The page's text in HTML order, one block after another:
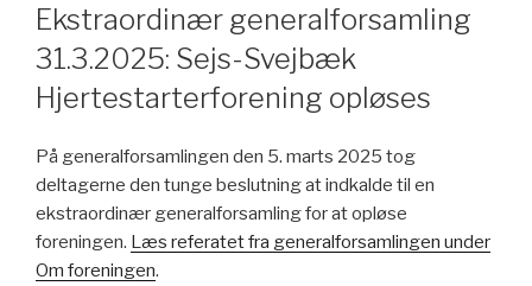
Ekstraordinær generalforsamling
31.3.2025: Sejs-Svejbæk
Hjertestarterforening opløses
På generalforsamlingen den 5. marts 2025 tog
deltagerne den tunge beslutning at indkalde til en
ekstraordinær generalforsamling for at opløse
foreningen. Læs referatet fra generalforsamlingen under
Om foreningen.